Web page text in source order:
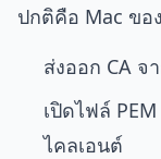
ปกติคือ Mac ขอ
ส่งออก CA จ
เปิดไฟล์
ไคลเอนต์